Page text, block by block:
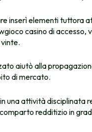
inserì elementi tuttora
casino di accesso,
aiutò alla
di mercato.
una attività disciplinata
redditizio in